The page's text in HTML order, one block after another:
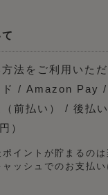
法をご利用いた
ド / Amazon Pay
前払い） / 後払
）
イントが貯まるのは
ッシュでのお支払い